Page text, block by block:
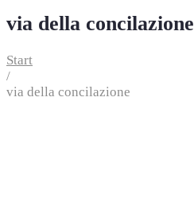
via della concilazione
Start
/
via della concilazione